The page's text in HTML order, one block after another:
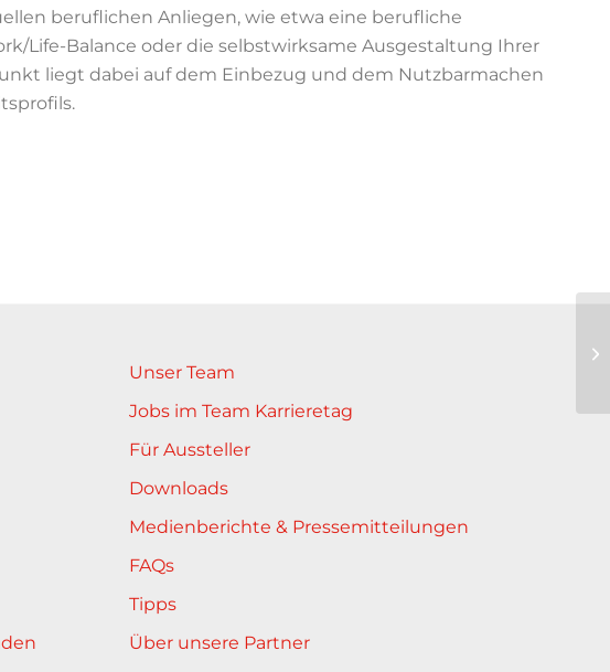
beruflichen Anliegen, wie etwa eine berufliche
Life-Balance oder die selbstwirksame Ausgestaltung Ihrer
liegt dabei auf dem Einbezug und dem Nutzbarmachen
Unser Team
Jobs im Team Karrieretag
Für Aussteller
Downloads
Medienberichte & Pressemitteilungen
FAQs
Tipps
Über unsere Partner